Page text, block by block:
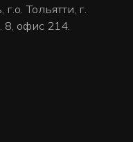
Тольятти, г.
8, офис 214.